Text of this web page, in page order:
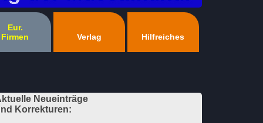
Eur.
Firmen
Verlag Hilfreiches
Neueinträge
Korrekturen: